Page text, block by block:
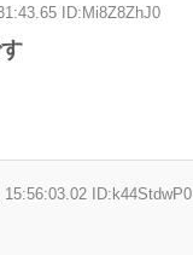
ID:Mi8Z8ZhJ0
15:56:03.02 ID:k44StdwP0